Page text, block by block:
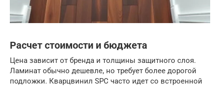
Расчет стоимости и бюджета
Цена зависит от бренда и толщины защитного слоя.
Ламинат обычно дешевле, но требует более дорогой
подложки. Кварцвинил SPC часто идет со встроенной